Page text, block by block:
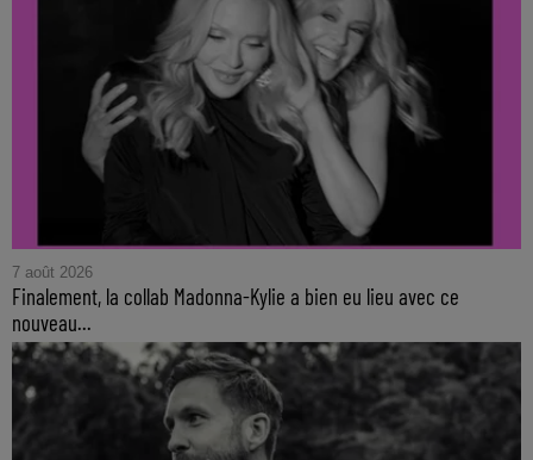
7 août 2026
Finalement, la collab Madonna-Kylie a bien eu lieu avec ce
nouveau...